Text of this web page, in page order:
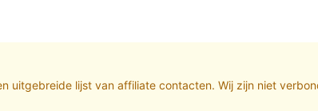
uitgebreide lijst van affiliate contacten. Wij zijn niet